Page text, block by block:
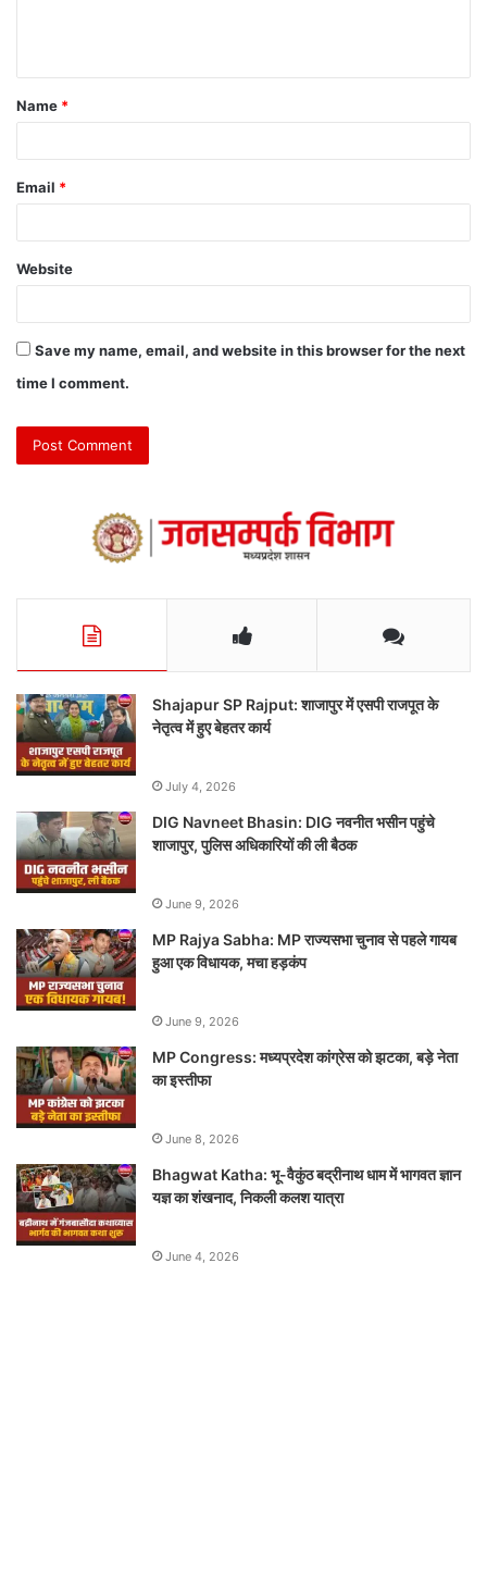
Name *
Email *
Website
Save my name, email, and website in this browser for the next
time I comment.
Shajapur SP Rajput: शाजापुर में एसपी राजपूत के
नेतृत्व में हुए बेहतर कार्य
July 4, 2026
DIG Navneet Bhasin: DIG नवनीत भसीन पहुंचे
शाजापुर, पुलिस अधिकारियों की ली बैठक
June 9, 2026
MP Rajya Sabha: MP राज्यसभा चुनाव से पहले गायब
हुआ एक विधायक, मचा हड़कंप
June 9, 2026
MP Congress: मध्यप्रदेश कांग्रेस को झटका, बड़े नेता
का इस्तीफा
June 8, 2026
Bhagwat Katha: भू-वैकुंठ बद्रीनाथ धाम में भागवत ज्ञान
यज्ञ का शंखनाद, निकली कलश यात्रा
June 4, 2026